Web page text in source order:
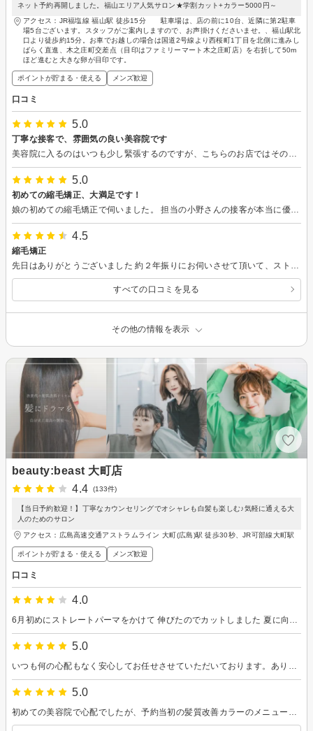
ネット予約再開しました。福山エリア人気サロン★学割カット+カラー5000円～
アクセス：JR福塩線 福山駅 徒歩15分 駐車場は、店の前に10台、近隣に第2駐車
場5台ございます。スタッフがご案内しますので、お声掛けくださいませ。、福山駅北
口より徒歩約15分。お車でお越しの場合は国道2号線より西桜町1丁目を北側に進みし
ばらく直進、木之庄町交差点（目印はファミリーマート木之庄町店）を右折して50m
ほど進むと大きな卵が目印です。
ポイントが貯まる・使える メンズ歓迎
口コミ
5.0
丁寧な接客で、雰囲気の良い美容院です
5.0
初めての縮毛矯正、大満足です！
娘の初めての縮毛矯正で伺いました。 担当の小野さんの接客が本当に優しく丁寧で、娘の緊張もすぐにほぐれたみたいです。 カットの時、娘が前髪の長さにこだわっていたのですが、優しく問いかけながら要望を引き出してくださったのが嬉しかったようです。仕上がりも本当に素敵で、本人は鏡を見るたびに嬉しそうにしています。また是非お願いしたいです。
4.5
縮毛矯正
すべての口コミを見る
その他の情報を表示
beauty:beast 大町店
4.4
(133件)
【当日予約歓迎！】丁寧なカウンセリングでオシャレも白髪も楽しむ♪気軽に通える大
人のためのサロン
アクセス：広島高速交通アストラムライン 大町(広島)駅 徒歩30秒、JR可部線大町駅
ポイントが貯まる・使える メンズ歓迎
口コミ
4.0
5.0
5.0